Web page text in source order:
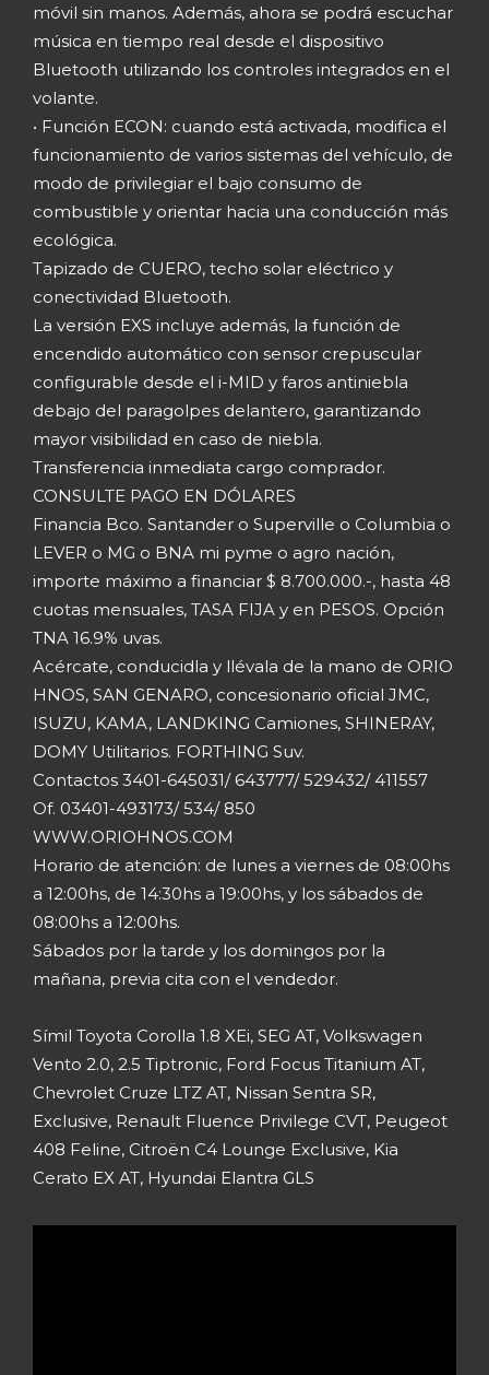
móvil sin manos. Además, ahora se podrá escuchar
música en tiempo real desde el dispositivo
Bluetooth utilizando los controles integrados en el
volante.
• Función ECON: cuando está activada, modifica el
funcionamiento de varios sistemas del vehículo, de
modo de privilegiar el bajo consumo de
combustible y orientar hacia una conducción más
ecológica.
Tapizado de CUERO, techo solar eléctrico y
conectividad Bluetooth.
La versión EXS incluye además, la función de
encendido automático con sensor crepuscular
configurable desde el i-MID y faros antiniebla
debajo del paragolpes delantero, garantizando
mayor visibilidad en caso de niebla.
Transferencia inmediata cargo comprador.
CONSULTE PAGO EN DÓLARES
Financia Bco. Santander o Superville o Columbia o
LEVER o MG o BNA mi pyme o agro nación,
importe máximo a financiar $ 8.700.000.-, hasta 48
cuotas mensuales, TASA FIJA y en PESOS. Opción
TNA 16.9% uvas.
Acércate, conducidla y llévala de la mano de ORIO
HNOS, SAN GENARO, concesionario oficial JMC,
ISUZU, KAMA, LANDKING Camiones, SHINERAY,
DOMY Utilitarios. FORTHING Suv.
Contactos 3401-645031/ 643777/ 529432/ 411557
Of. 03401-493173/ 534/ 850
WWW.ORIOHNOS.COM
Horario de atención: de lunes a viernes de 08:00hs
a 12:00hs, de 14:30hs a 19:00hs, y los sábados de
08:00hs a 12:00hs.
Sábados por la tarde y los domingos por la
mañana, previa cita con el vendedor.
Símil Toyota Corolla 1.8 XEi, SEG AT, Volkswagen
Vento 2.0, 2.5 Tiptronic, Ford Focus Titanium AT,
Chevrolet Cruze LTZ AT, Nissan Sentra SR,
Exclusive, Renault Fluence Privilege CVT, Peugeot
408 Feline, Citroën C4 Lounge Exclusive, Kia
Cerato EX AT, Hyundai Elantra GLS